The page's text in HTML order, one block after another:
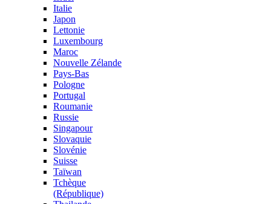
Italie
Japon
Lettonie
Luxembourg
Maroc
Nouvelle Zélande
Pays-Bas
Pologne
Portugal
Roumanie
Russie
Singapour
Slovaquie
Slovénie
Suisse
Taïwan
Tchèque
(République)